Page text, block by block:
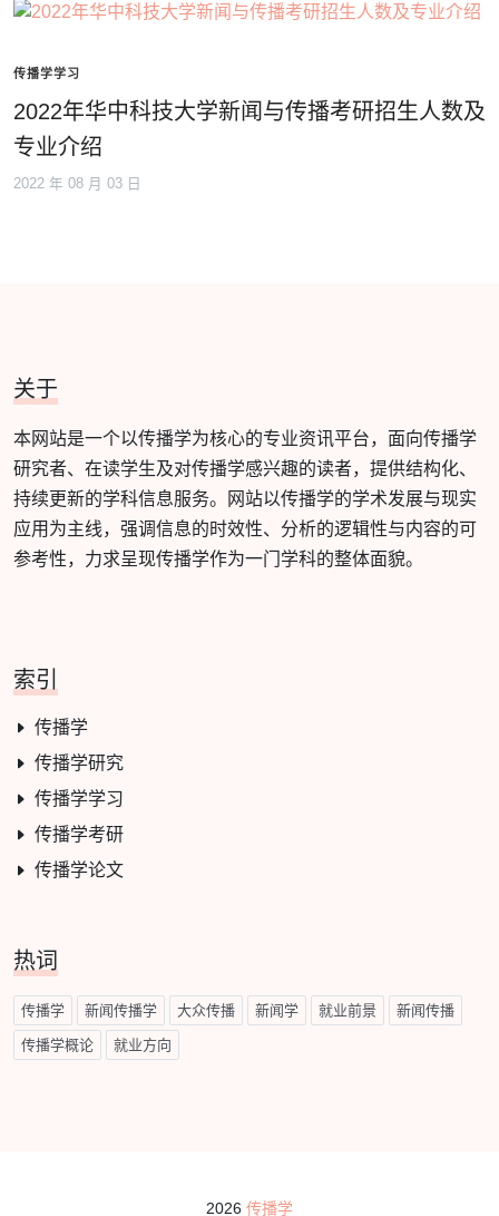
传播学学习
2022年华中科技大学新闻与传播考研招生人数及
专业介绍
2022 年 08 月 03 日
关于
本网站是一个以传播学为核心的专业资讯平台，面向传播学
研究者、在读学生及对传播学感兴趣的读者，提供结构化、
持续更新的学科信息服务。网站以传播学的学术发展与现实
应用为主线，强调信息的时效性、分析的逻辑性与内容的可
参考性，力求呈现传播学作为一门学科的整体面貌。
索引
传播学
传播学研究
传播学学习
传播学考研
传播学论文
热词
传播学 新闻传播学 大众传播 新闻学 就业前景 新闻传播
传播学概论 就业方向
2026 传播学